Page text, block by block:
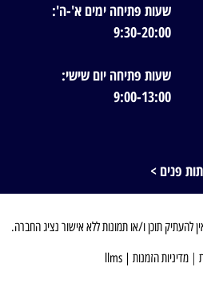
שעות פתיחה ימים א'-ה':
9:30-20:00
שעות פתיחה יום שישי:
9:00-13:00
פנים >
להעתיק תוכן ו/או תמונות ללא אישור נציג החברה.
|מדיניות הזמנות |
llms